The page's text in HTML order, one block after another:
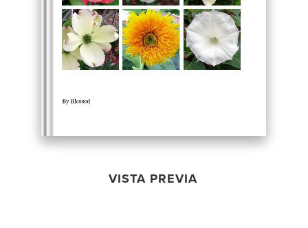
VISTA PREVIA